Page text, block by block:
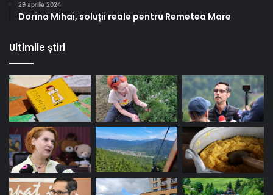
29 aprilie 2024
Dorina Mihai, soluții reale pentru Remetea Mare
Ultimile știri